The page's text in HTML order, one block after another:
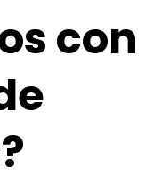
con